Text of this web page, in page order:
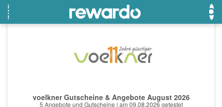
Lieferando
Beste Gutscheine
Top Gutscheine
Beste Angebote
Top Angebote
voelkner Gutscheine & Angebote August 2026
5 Angebote und Gutscheine | am 09.08.2026 getestet